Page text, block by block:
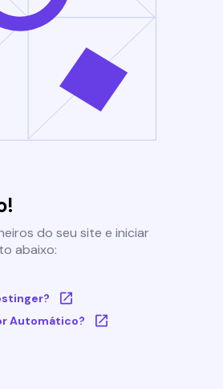
do seu site e iniciar
abaixo:
Automático?